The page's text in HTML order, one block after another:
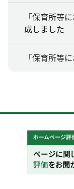
「保育所等
成しました
「保育所等